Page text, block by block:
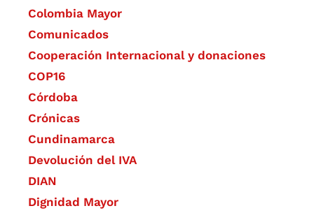
Colombia Mayor
Comunicados
Cooperación Internacional y donaciones
COP16
Córdoba
Crónicas
Cundinamarca
Devolución del IVA
DIAN
Dignidad Mayor